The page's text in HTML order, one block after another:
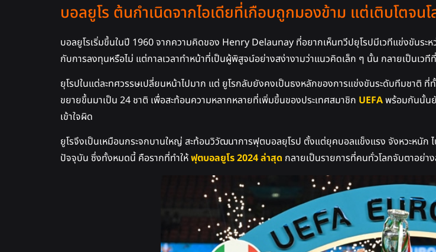
บอลยูโร ต้นกำเนิดจากไอเดียที่เกือบถูกมองข้าม แต่เติบโตจน
บอลยูโรเริ่มขึ้นในปี 1960 จากความคิดของ Henry Delaunay ที่อยากเห็นทวีปยุโรปมีเวทีแข่งขันระ
กับการลงทุนหรือไม่ แต่กาลเวลาทำหน้าที่เป็นผู้พิสูจน์อย่างสง่างามว่าแนวคิดเล็ก ๆ นั้น กลายเป็น
ยุโรปในแต่ละทศวรรษเปลี่ยนหน้าไปมาก แต่ ยูโรกลับยังคงเป็นธงหลักของการแข่งขันระดับทีมชาติ
ขยายขึ้นมาเป็น 24 ชาติ เพื่อสะท้อนความหลากหลายที่เพิ่มขึ้นของประเทศสมาชิก UEFAพร้อมกันนั้นยั
เข้าใจผิด
ยูโรจึงเป็นเหมือนกระจกบานใหญ่ สะท้อนวิวัฒนาการฟุตบอลยุโรป ตั้งแต่ยุคบอลแข็งแรง จังหวะหนั
ปัจจุบัน ซึ่งทั้งหมดนี้ คือรากที่ทำให้ฟุตบอลยูโร 2024 ล่าสุด กลายเป็นรายการที่คนทั่วโลกจับตาอย่า